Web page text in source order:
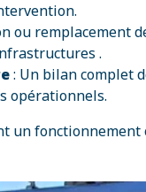
ou remplacement
.
: Un bilan complet
opérationnels.
un